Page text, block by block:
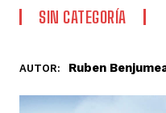
SIN CATEGORÍA
AUTOR: Ruben